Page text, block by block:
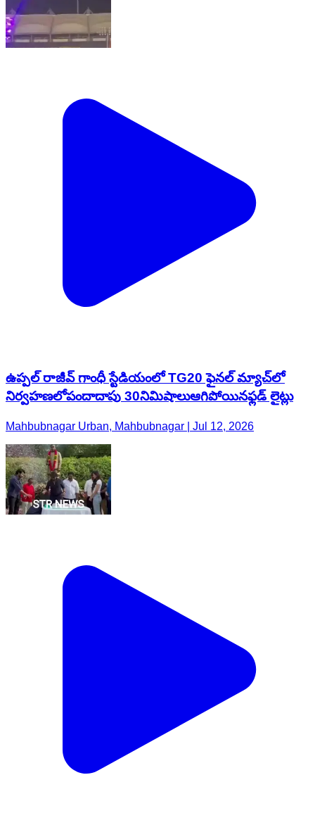
ఉప్పల్ రాజీవ్ గాంధీ స్టేడియంలో TG20 ఫైనల్ మ్యాచ్‌లో
నిర్వహణలోపందాదాపు 30నిమిషాలుఆగిపోయినఫ్లడ్ లైట్లు
Mahbubnagar Urban, Mahbubnagar | Jul 12, 2026